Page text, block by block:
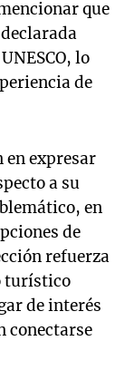
que
lo
de
en expresar
a su
en
de
refuerza
turístico
de interés
conectarse